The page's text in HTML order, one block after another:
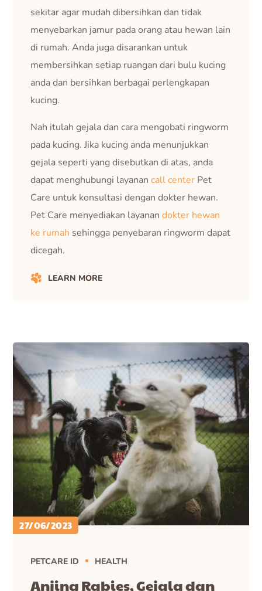
sekitar agar mudah dibersihkan dan tidak
menyebarkan jamur pada orang atau hewan lain
di rumah. Anda juga disarankan untuk
membersihkan setiap ruangan dari bulu kucing
anda dan bersihkan berbagai perlengkapan
kucing.
Nah itulah gejala dan cara mengobati ringworm
pada kucing. Jika kucing anda menunjukkan
gejala seperti yang disebutkan di atas, anda
dapat menghubungi layanancall center Pet
Care untuk konsultasi dengan dokter hewan.
Pet Care menyediakan layanandokter hewan
ke rumah sehingga penyebaran ringworm dapat
dicegah.
LEARN MORE
27/06/2023
PETCARE ID HEALTH
Anjing Rabies, Gejala dan